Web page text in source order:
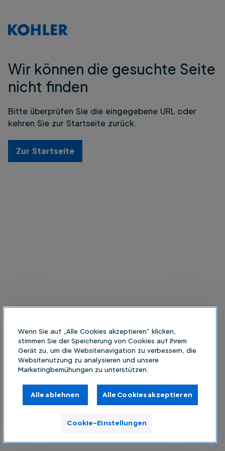
Wir können die gesuchte Seite
nicht finden
Bitte überprüfen Sie die eingegebene URL oder
kehren Sie zur Startseite zurück.
Zur Startseite
Wenn Sie auf „Alle Cookies akzeptieren“ klicken,
stimmen Sie der Speicherung von Cookies auf Ihrem
Gerät zu, um die Websitenavigation zu verbessern, die
Websitenutzung zu analysieren und unsere
Marketingbemühungen zu unterstützen.
Alle ablehnen Alle Cookies akzeptieren
Cookie-Einstellungen